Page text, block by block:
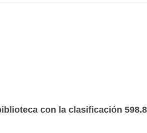
con la clasificación